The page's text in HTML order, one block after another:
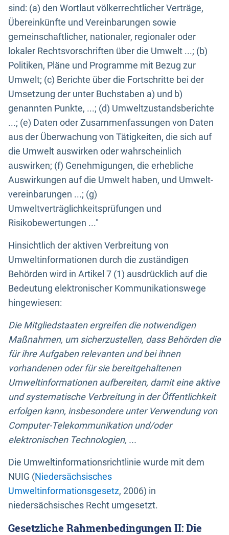
sind: (a) den Wortlaut völkerrechtlicher Verträge,
Übereinkünfte und Vereinbarungen sowie
gemeinschaftlicher, nationaler, regionaler oder
lokaler Rechtsvorschriften über die Umwelt ...; (b)
Politiken, Pläne und Programme mit Bezug zur
Umwelt; (c) Berichte über die Fortschritte bei der
Umsetzung der unter Buchstaben a) und b)
genannten Punkte, ...; (d) Umweltzustandsberichte
...; (e) Daten oder Zusammenfassungen von Daten
aus der Überwachung von Tätigkeiten, die sich auf
die Umwelt auswirken oder wahrscheinlich
auswirken; (f) Genehmigungen, die erhebliche
Auswirkungen auf die Umwelt haben, und Umwelt-
vereinbarungen ...; (g)
Umweltverträglichkeitsprüfungen und
Risikobewertungen ..."
Hinsichtlich der aktiven Verbreitung von
Umweltinformationen durch die zuständigen
Behörden wird in Artikel 7 (1) ausdrücklich auf die
Bedeutung elektronischer Kommunikationswege
hingewiesen:
Die Mitgliedstaaten ergreifen die notwendigen
Maßnahmen, um sicherzustellen, dass Behörden die
für ihre Aufgaben relevanten und bei ihnen
vorhandenen oder für sie bereitgehaltenen
Umweltinformationen aufbereiten, damit eine aktive
und systematische Verbreitung in der Öffentlichkeit
erfolgen kann, insbesondere unter Verwendung von
Computer-Telekommunikation und/oder
elektronischen Technologien, ...
Die Umweltinformationsrichtlinie wurde mit dem
NUIG (Niedersächsisches
Umweltinformationsgesetz, 2006) in
niedersächsisches Recht umgesetzt.
Gesetzliche Rahmenbedingungen II: Die